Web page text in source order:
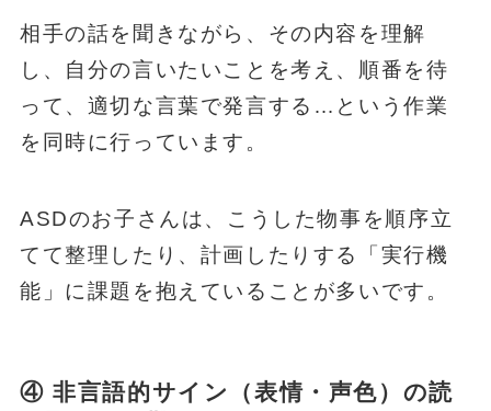
相手の話を聞きながら、その内容を理解
し、自分の言いたいことを考え、順番を待
って、適切な言葉で発言する…という作業
を同時に行っています。
ASDのお子さんは、こうした物事を順序立
てて整理したり、計画したりする「実行機
能」に課題を抱えていることが多いです。
④ 非言語的サイン（表情・声色）の読